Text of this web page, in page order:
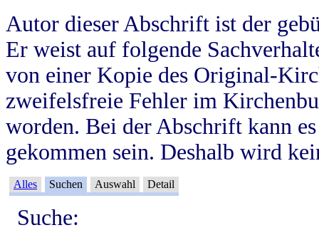
Autor dieser Abschrift ist der
Er weist auf folgende
von einer Kopie des Original-
zweifelsfreie Fehler im
worden. Bei der Abschrift kann
gekommen sein. Deshalb wird
Alles Suchen Auswahl Detail
Suche: